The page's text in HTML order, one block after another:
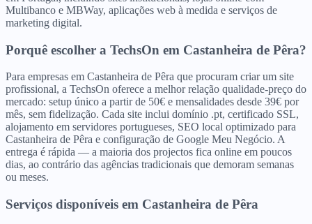
Multibanco e MBWay, aplicações web à medida e serviços de
marketing digital.
Porquê escolher a TechsOn em Castanheira de Pêra?
Para empresas em Castanheira de Pêra que procuram criar um site
profissional, a TechsOn oferece a melhor relação qualidade-preço do
mercado: setup único a partir de 50€ e mensalidades desde 39€ por
mês, sem fidelização. Cada site inclui domínio .pt, certificado SSL,
alojamento em servidores portugueses, SEO local optimizado para
Castanheira de Pêra e configuração de Google Meu Negócio. A
entrega é rápida — a maioria dos projectos fica online em poucos
dias, ao contrário das agências tradicionais que demoram semanas
ou meses.
Serviços disponíveis em Castanheira de Pêra